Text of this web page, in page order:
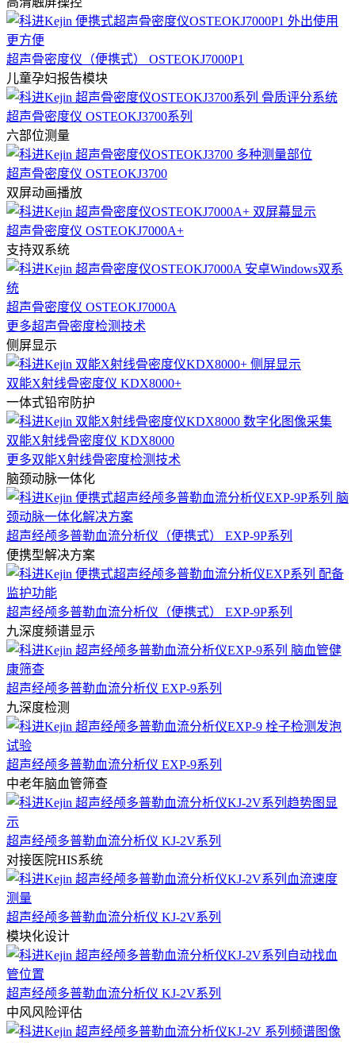
超声骨密度仪（便携式） OSTEOKJ7000P1
儿童孕妇报告模块
超声骨密度仪 OSTEOKJ3700系列
六部位测量
超声骨密度仪 OSTEOKJ3700
双屏动画播放
超声骨密度仪 OSTEOKJ7000A+
支持双系统
超声骨密度仪 OSTEOKJ7000A
更多超声骨密度检测技术
侧屏显示
双能X射线骨密度仪 KDX8000+
一体式铅帘防护
双能X射线骨密度仪 KDX8000
更多双能X射线骨密度检测技术
脑颈动脉一体化
超声经颅多普勒血流分析仪（便携式） EXP-9P系列
便携型解决方案
超声经颅多普勒血流分析仪（便携式） EXP-9P系列
九深度频谱显示
超声经颅多普勒血流分析仪 EXP-9系列
九深度检测
超声经颅多普勒血流分析仪 EXP-9系列
中老年脑血管筛查
超声经颅多普勒血流分析仪 KJ-2V系列
对接医院HIS系统
超声经颅多普勒血流分析仪 KJ-2V系列
模块化设计
超声经颅多普勒血流分析仪 KJ-2V系列
中风风险评估